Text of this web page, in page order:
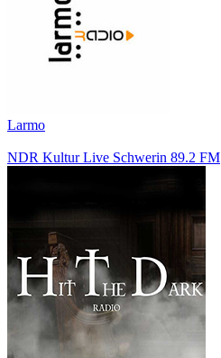
Larmo
NDR Kultur Live Schwerin 89.2 FM